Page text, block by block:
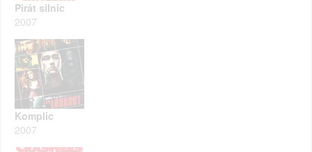
Pirát silnic
2007
Komplic
2007